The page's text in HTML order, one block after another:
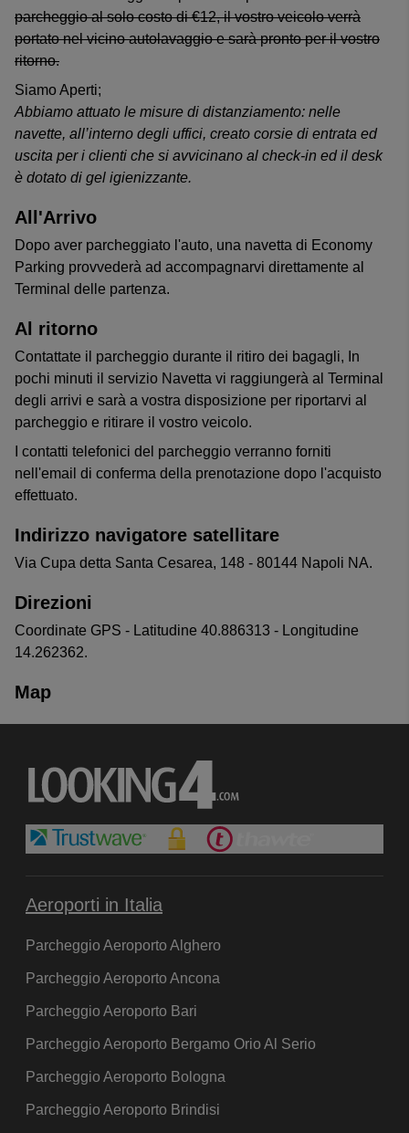
parcheggio al solo costo di €12, il vostro veicolo verrà
portato nel vicino autolavaggio e sarà pronto per il vostro
ritorno.
Siamo Aperti;
Abbiamo attuato le misure di distanziamento: nelle
navette, all’interno degli uffici, creato corsie di entrata ed
uscita per i clienti che si avvicinano al check-in ed il desk
è dotato di gel igienizzante.
All'Arrivo
Dopo aver parcheggiato l'auto, una navetta di Economy
Parking provvederà ad accompagnarvi direttamente al
Terminal delle partenza.
Al ritorno
Contattate il parcheggio durante il ritiro dei bagagli, In
pochi minuti il servizio Navetta vi raggiungerà al Terminal
degli arrivi e sarà a vostra disposizione per riportarvi al
parcheggio e ritirare il vostro veicolo.
I contatti telefonici del parcheggio verranno forniti
nell'email di conferma della prenotazione dopo l'acquisto
effettuato.
Indirizzo navigatore satellitare
Via Cupa detta Santa Cesarea, 148 - 80144 Napoli NA.
Direzioni
Coordinate GPS - Latitudine 40.886313 - Longitudine
14.262362.
Map
Aeroporti in Italia
Parcheggio Aeroporto Alghero
Parcheggio Aeroporto Ancona
Parcheggio Aeroporto Bari
Parcheggio Aeroporto Bergamo Orio Al Serio
Parcheggio Aeroporto Bologna
Parcheggio Aeroporto Brindisi